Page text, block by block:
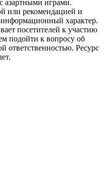
азартными играми.
или рекомендацией и
характер.
посетителей к участию
подойти к вопросу об
ответственностью. Ресурс